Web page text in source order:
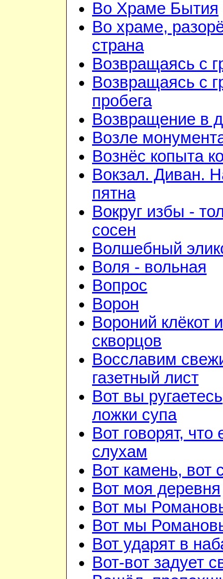
Во Храме Бытия
Во храме,
страна
Возвращаясь с
Возвращаясь с
пробега
Возвращение в
Возле
Вознёс копыта
Вокзал. Диван.
пятна
Вокруг избы -
сосен
Волшебный
Воля - вольная
Вопрос
Ворон
Вороний клёкот
скворцов
Восславим
газетный лист
Вот вы
ложки супа
Вот говорят, что
слухам
Вот камень, вот
Вот моя деревня
Вот мы
Вот мы
Вот ударят в
Вот-вот задует